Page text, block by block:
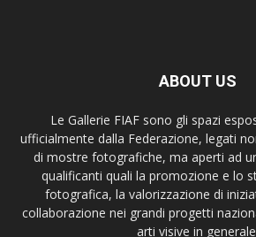
ABOUT US
Le Gallerie FIAF sono gli spazi
ufficialmente dalla Federazione, legati
di mostre fotografiche, ma aperti ad
qualificanti quali la promozione e lo
fotografica, la valorizzazione di
collaborazione nei grandi progetti
arti visive in